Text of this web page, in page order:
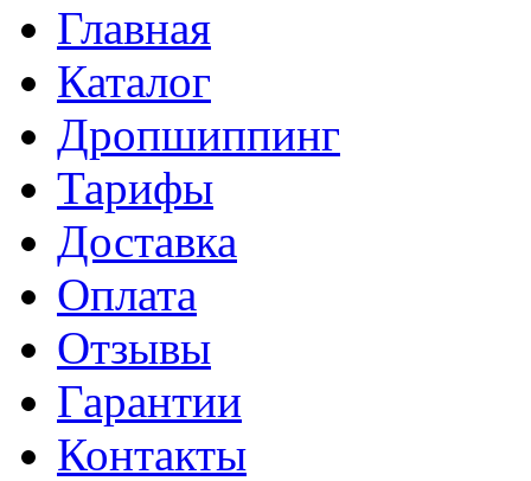
Главная
Каталог
Дропшиппинг
Тарифы
Доставка
Оплата
Отзывы
Гарантии
Контакты